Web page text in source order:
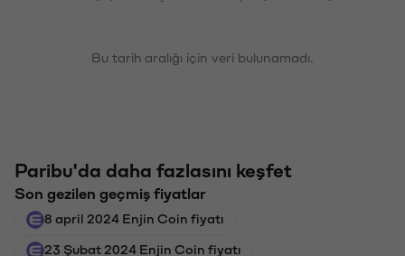
Bu tarih aralığı için veri bulunamadı.
Paribu'da daha fazlasını keşfet
Son gezilen geçmiş fiyatlar
8 april 2024 Enjin Coin fiyatı
23 Şubat 2024 Enjin Coin fiyatı